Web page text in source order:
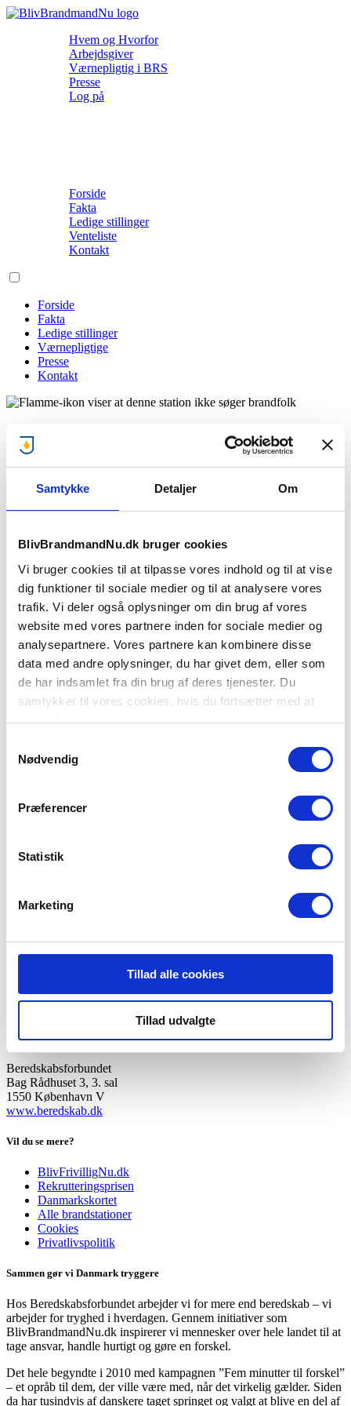
Samtykke Detaljer Om
BlivBrandmandNu.dk bruger cookies
Vi bruger cookies til at tilpasse vores indhold og til at vise
dig funktioner til sociale medier og til at analysere vores
trafik. Vi deler også oplysninger om din brug af vores
website med vores partnere inden for sociale medier og
analysepartnere. Vores partnere kan kombinere disse
data med andre oplysninger, du har givet dem, eller som
de har indsamlet fra din brug af deres tjenester. Du
samtykker til vores cookies, hvis du fortsætter med at
anvende vores hjemmeside.
Nødvendig
Præferencer
Statistik
Marketing
Tillad alle cookies
Tillad udvalgte
Hvem og Hvorfor
Arbejdsgiver
Værnepligtig i BRS
Presse
Log på
Forside
Fakta
Ledige stillinger
Venteliste
Kontakt
Forside
Fakta
Ledige stillinger
Værnepligtige
Presse
Kontakt
Stedlige Beredskab Fejø
Stationen søger ikke lige nu..
Men giv os din e-mail og mobilnummer, så giver vi dig besked, når
denne brandstationen søger brandfolk.
Jeg acceptererprivatlivsbetingelsersamt at BBN må sende e-
mails
Beredskabsforbundet
Bag Rådhuset 3, 3. sal
1550 København V
www.beredskab.dk
Vil du se mere?
BlivFrivilligNu.dk
Rekrutteringsprisen
Danmarkskortet
Alle brandstationer
Cookies
Privatlivspolitik
Sammen gør vi Danmark tryggere
Hos Beredskabsforbundet arbejder vi for mere end beredskab – vi
arbejder for tryghed i hverdagen. Gennem initiativer som
BlivBrandmandNu.dk inspirerer vi mennesker over hele landet til at
tage ansvar, handle hurtigt og gøre en forskel.
Det hele begyndte i 2010 med kampagnen ”Fem minutter til forskel”
– et opråb til dem, der ville være med, når det virkelig gælder. Siden
da har tusindvis af danskere taget springet og valgt at blive en del af